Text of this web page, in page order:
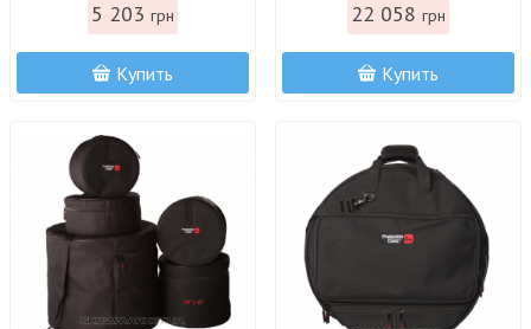
5 203 грн
Купить
22 058 грн
Купить